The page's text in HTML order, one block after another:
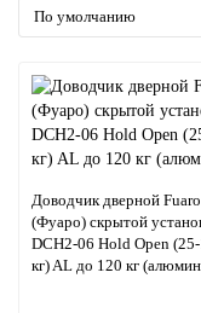
Доводчик дверной Fuaro
(Фуаро) скрытой
DCH2-06 Hold Open
кг) AL до 120 кг